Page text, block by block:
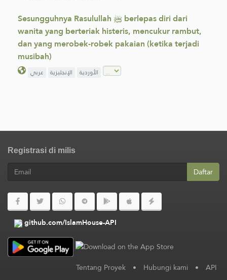
Sesungguhnya Rasulullah ﷺ berlepas diri dari
wanita yang berteriak histeris, mencukur rambut,
dan yang merobek-robek pakaian (ketika terjadi
musibah)
عربي الإنجليزية الأوردية
Registrasi di milis
Daftar
github.com/IslamHouse-API
Tentang Proyek • Hubungi kami • API